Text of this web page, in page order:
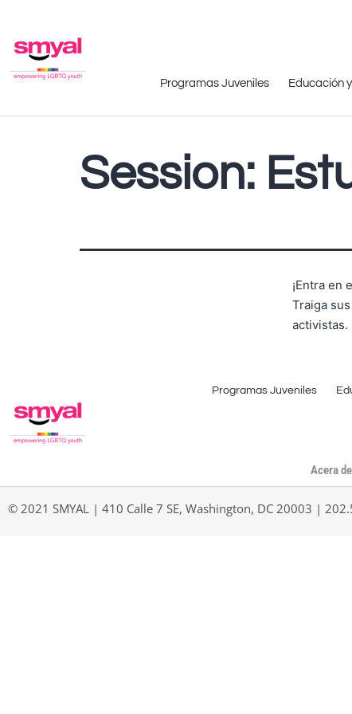
Programas Juveniles Educación
Session:
¡Entra en
Traiga
activistas.
Programas Juveniles
Acera de
© 2021 SMYAL | 410 Calle 7 SE, Washington, DC 20003 |